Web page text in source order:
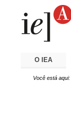
O IEA
Você está aqui: